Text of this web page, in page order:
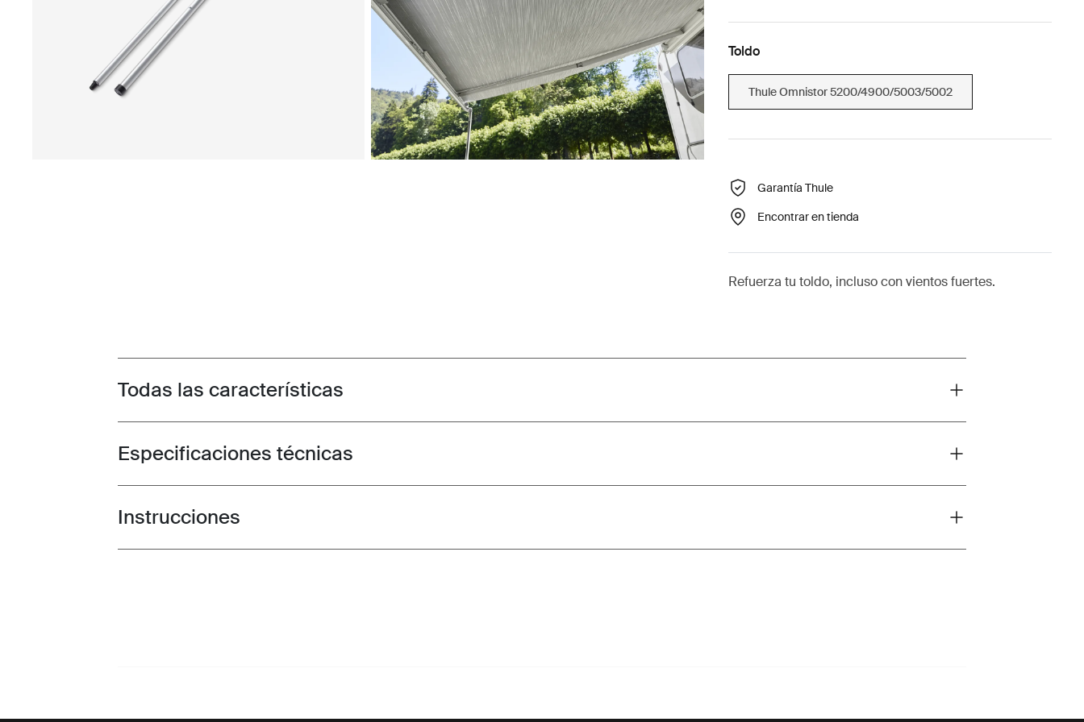
Toldo
Thule Omnistor 5200/4900/5003/5002
Garantía Thule
Encontrar en tienda
Refuerza tu toldo, incluso con vientos fuertes.
Toggle features
Todas las características
Toggle techspec
Especificaciones técnicas
Toggle guides and instructions
Instrucciones